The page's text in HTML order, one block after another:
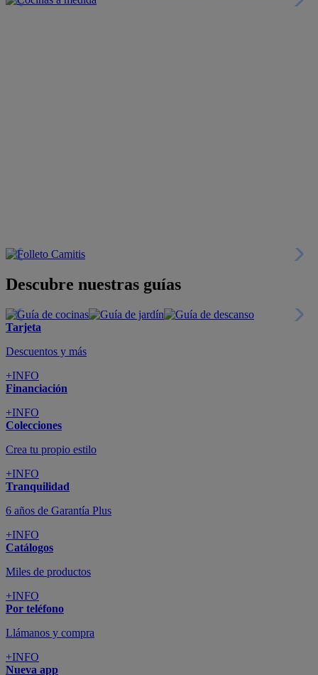
Descubre nuestras guías
Tarjeta
Descuentos y más
+INFO
Financiación
+INFO
Colecciones
Crea tu propio estilo
+INFO
Tranquilidad
6 años de Garantía Plus
+INFO
Catálogos
Miles de productos
+INFO
Por teléfono
Llámanos y compra
+INFO
Nueva app